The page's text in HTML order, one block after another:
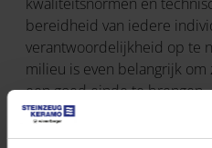
bereidheid van iedere
verantwoordelijkheid op te
milieu is even belangrijk
een goed einde te brengen.
EN 295, met inbegrip van